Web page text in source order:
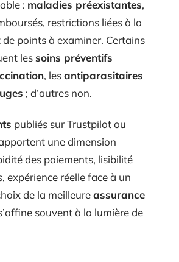
: maladies préexistantes,
restrictions liées à la
points à examiner. Certains
lessoins préventifs
, lesantiparasitaires
; d’autres non.
publiés sur Trustpilot ou
une dimension
des paiements, lisibilité
expérience réelle face à un
de la meilleureassurance
souvent à la lumière de